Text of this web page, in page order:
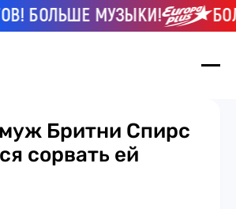
БОЛЬШЕ МУЗЫКИ!
Бритни Спирс
сорвать ей